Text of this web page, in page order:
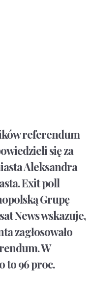
referendum
się za
Aleksandra
Exit poll
Grupę
News wskazuje,
zagłosowało
W
to 96 proc.